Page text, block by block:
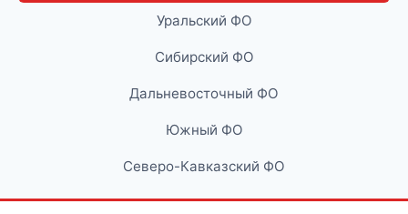
Уральский ФО
Сибирский ФО
Дальневосточный ФО
Южный ФО
Северо-Кавказский ФО